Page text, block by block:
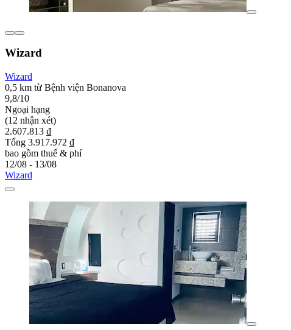
Wizard
Wizard
0,5 km từ Bệnh viện Bonanova
9,8/10
Ngoại hạng
(12 nhận xét)
2.607.813 ₫
Tổng 3.917.972 ₫
bao gồm thuế & phí
12/08 - 13/08
Wizard